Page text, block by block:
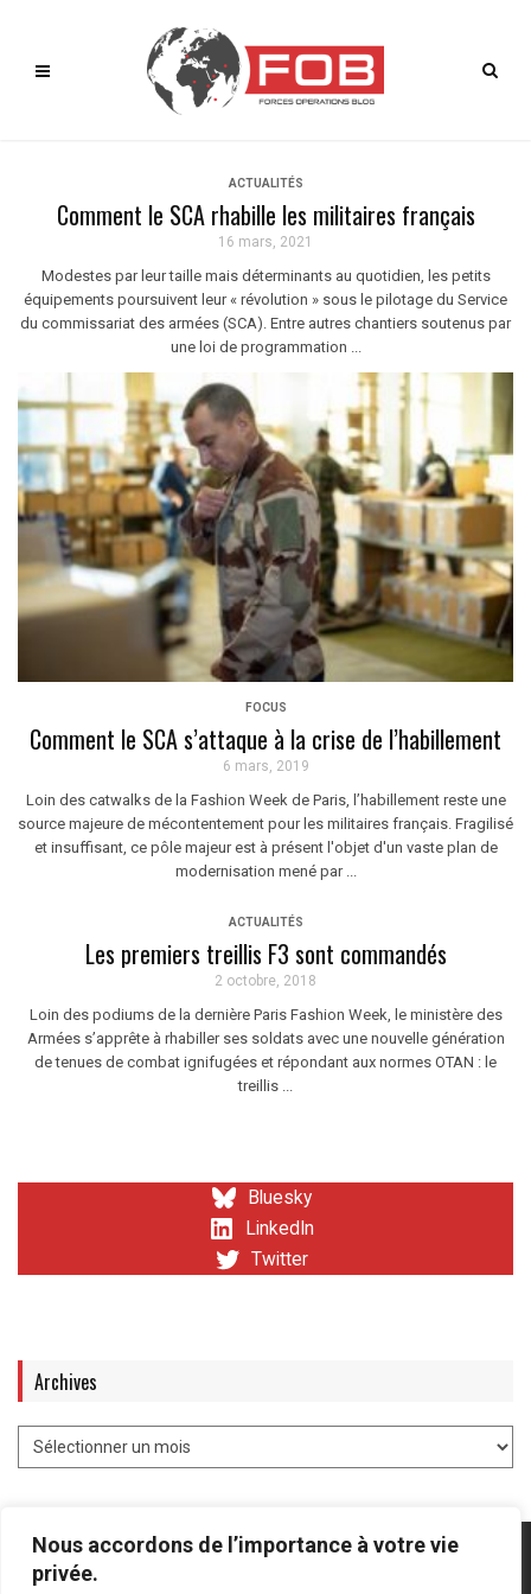
Nous accordons de l’importance à votre vie
privée.
ACTUALITÉS
Comment le SCA rhabille les militaires français
16 mars, 2021
Modestes par leur taille mais déterminants au quotidien, les petits
équipements poursuivent leur « révolution » sous le pilotage du Service
du commissariat des armées (SCA). Entre autres chantiers soutenus par
une loi de programmation ...
FOCUS
Comment le SCA s’attaque à la crise de l’habillement
6 mars, 2019
Loin des catwalks de la Fashion Week de Paris, l’habillement reste une
source majeure de mécontentement pour les militaires français. Fragilisé
et insuffisant, ce pôle majeur est à présent l'objet d'un vaste plan de
modernisation mené par ...
ACTUALITÉS
Les premiers treillis F3 sont commandés
2 octobre, 2018
Loin des podiums de la dernière Paris Fashion Week, le ministère des
Armées s’apprête à rhabiller ses soldats avec une nouvelle génération
de tenues de combat ignifugées et répondant aux normes OTAN : le
treillis ...
Bluesky
LinkedIn
Twitter
Archives